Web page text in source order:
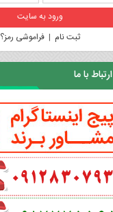
ثبت نام |فراموشی رمز؟
ارتباط با ما